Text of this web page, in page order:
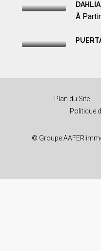
DAHLIA
À
Plan du Site
Politique
© Groupe AAFER